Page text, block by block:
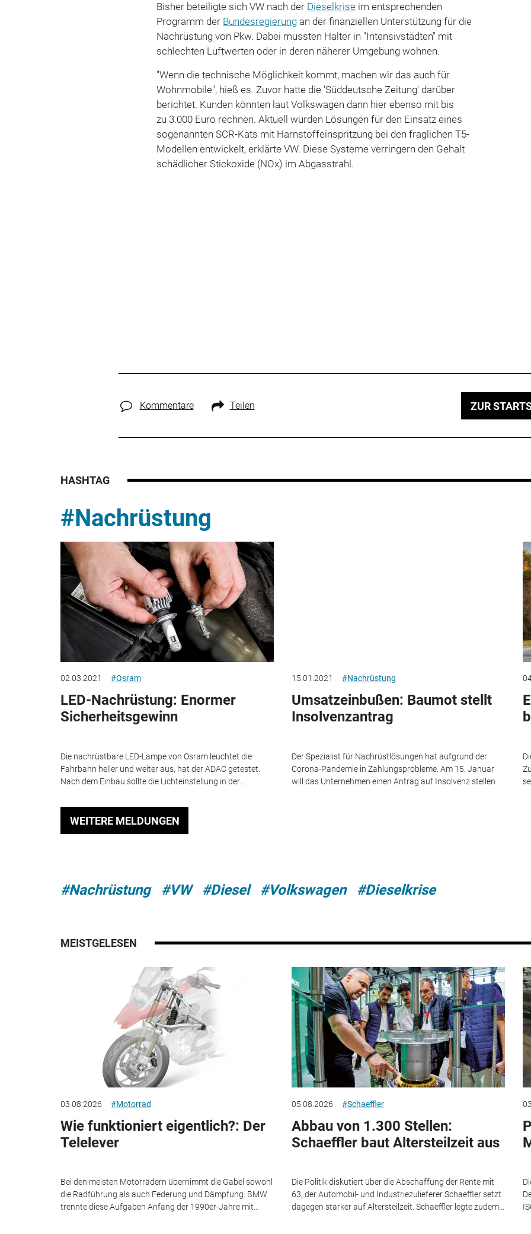
Bisher beteiligte sich VW nach der Dieselkrise im entsprechenden
Programm der Bundesregierung an der finanziellen Unterstützung für die
Nachrüstung von Pkw. Dabei mussten Halter in "Intensivstädten" mit
schlechten Luftwerten oder in deren näherer Umgebung wohnen.
"Wenn die technische Möglichkeit kommt, machen wir das auch für
Wohnmobile", hieß es. Zuvor hatte die 'Süddeutsche Zeitung' darüber
berichtet. Kunden könnten laut Volkswagen dann hier ebenso mit bis
zu 3.000 Euro rechnen. Aktuell würden Lösungen für den Einsatz eines
sogenannten SCR-Kats mit Harnstoffeinspritzung bei den fraglichen T5-
Modellen entwickelt, erklärte VW. Diese Systeme verringern den Gehalt
schädlicher Stickoxide (NOx) im Abgasstrahl.
Kommentare Teilen ZUR
HASHTAG
#Nachrüstung
02.03.2021 #Osram
LED-Nachrüstung: Enormer
Sicherheitsgewinn
Die nachrüstbare LED-Lampe von Osram leuchtet die
Fahrbahn heller und weiter aus, hat der ADAC getestet.
Nach dem Einbau sollte die Lichteinstellung in der...
15.01.2021 #Nachrüstung
Umsatzeinbußen: Baumot stellt
Insolvenzantrag
Der Spezialist für Nachrüstlösungen hat aufgrund der
Corona-Pandemie in Zahlungsprobleme. Am 15. Januar
will das Unternehmen einen Antrag auf Insolvenz stellen.
WEITERE MELDUNGEN
#Nachrüstung #VW #Diesel #Volkswagen #Dieselkrise
MEISTGELESEN
03.08.2026 #Motorrad
Wie funktioniert eigentlich?: Der
Telelever
Bei den meisten Motorrädern übernimmt die Gabel sowohl
die Radführung als auch Federung und Dämpfung. BMW
trennte diese Aufgaben Anfang der 1990er-Jahre mit...
05.08.2026 #Schaeffler
Abbau von 1.300 Stellen:
Schaeffler baut Altersteilzeit aus
Die Politik diskutiert über die Abschaffung der Rente mit
63, der Automobil- und Industriezulieferer Schaeffler setzt
dagegen stärker auf Altersteilzeit. Schaeffler legte zudem...